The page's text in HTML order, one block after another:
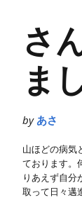
さ
ま
by あさ
山ほどの病気
ております。
りあえず自分
取って日々邁